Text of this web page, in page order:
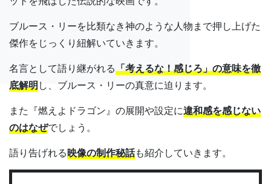
ブルース・リーを比類なき神のような人物まで押し上げた
傑作をじっくり紐解いていきます。
名言として語り継がれる「考えるな！感じろ」の意味を徹
底解明し、ブルース・リーの真意に迫ります。
また『燃えよドラゴン』の展開や設定に違和感を感じない
のはなぜでしょう。
語り告げれる映像の制作秘話も紹介していきます。